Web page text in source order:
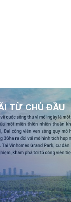
TỪ CHỦ ĐẦU